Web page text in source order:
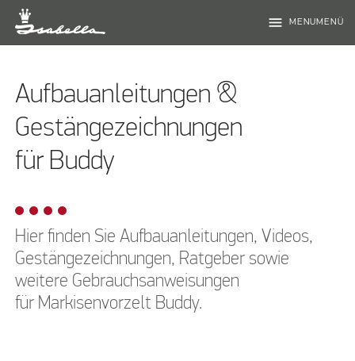
menu MENUMENÜ
Aufbauanleitungen &
Gestängezeichnungen
für Buddy
Hier finden Sie Aufbauanleitungen, Videos,
Gestängezeichnungen, Ratgeber sowie
weitere Gebrauchsanweisungen
für Markisenvorzelt Buddy.